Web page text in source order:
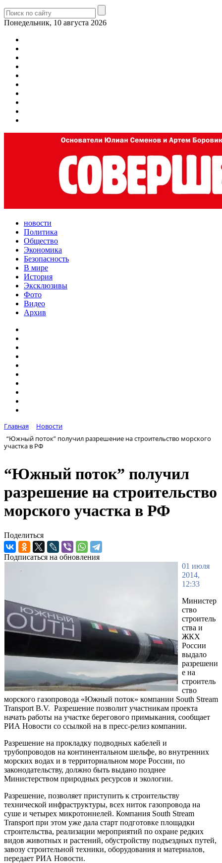
Понедельник, 10 августа 2026
новости
Политика
Общество
Экономика
Безопасность
В мире
История
Эксклюзивы
Фото
Видео
Архив
Главная
Новости
“Южный поток” получил разрешение на строительство морского
участка в РФ
“Южный поток” получил
разрешение на строительство
морского участка в РФ
Поделиться
Подписаться на обновления
01 июля
2014,
12:33
Министер
ство
строитель
ства и
ЖКХ
России
выдало
разрешени
е на
строитель
ство
морского газопровода «Южный поток» компании South Stream
Transport B.V. Разрешение позволит участникам проекта
начать работы на участке берегового примыкания, сообщает
РИА Новости со ссылкой на в пресс-релиз компании.
Разрешение на прокладку подводных кабелей и
трубопроводов на континентальном шельфе, во внутренних
морских водах и в территориальном море России, по
законодательству, должно быть выдано позднее
Министерством природных ресурсов и экологии.
Разрешение, позволяет приступить к строительству
технической инфраструктуры, всех ниток газопровода на
суше и четырех микротоннелей. Компания South Stream
Transport при этом уже дала старт подготовке площадки
строительства, реализации мероприятий по охране редких
видов животных и растений, обустройству подъездных путей,
завозу строительной техники, оборудования и материалов,
передает РИА Новости.